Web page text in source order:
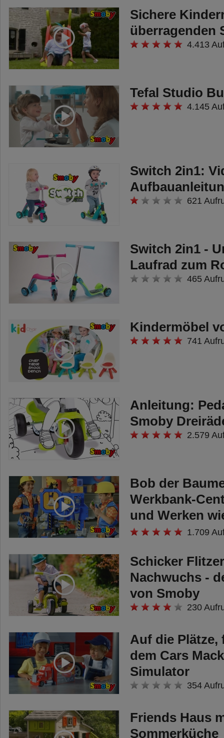
Sichere
überragenden
4.413
Tefal Studio
4.145
Switch 2in1:
621
Switch 2in1 -
Laufrad zum
465
Kindermöbel
741
Anleitung:
Smoby
2.579
Bob der
Werkbank-
und Werken
Bob!
1.709
Schicker
Nachwuchs -
von Smoby
230
Auf die
dem Cars
Simulator
354
Friends Haus
Sommerküche